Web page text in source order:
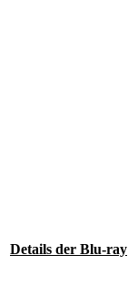
Details der Blu-ray